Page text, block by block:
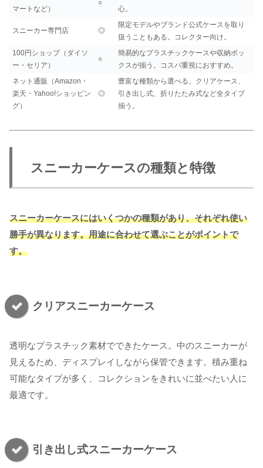
マートなど）
○
心。
スニーカー専門店 ◎
限定モデルやブランド公式ケースを取り
扱うこともある。コレクター向け。
100円ショップ（ダイソ
ー・セリア）
○
簡易的なプラスチックケースや収納ボッ
クスが揃う。コスパ重視におすすめ。
ネット通販（Amazon・
楽天・Yahoo!ショッピン
グ）
◎
豊富な種類から選べる。クリアケース、
引き出し式、折りたたみ式など全タイプ
揃う。
スニーカーケースの種類と特徴
スニーカーケースにはいくつかの種類があり、それぞれ使い
勝手が異なります。用途に合わせて選ぶことがポイントで
す。
クリアスニーカーケース
透明なプラスチック素材でできたケース。中のスニーカーが
見えるため、ディスプレイしながら保管できます。積み重ね
可能なタイプが多く、コレクションをきれいに並べたい人に
最適です。
引き出し式スニーカーケース